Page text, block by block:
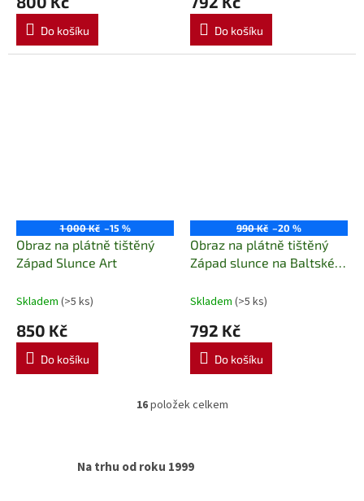
Do košíku Do košíku
1 000 Kč –15 %
Obraz na plátně tištěný
Západ Slunce Art
Skladem (>5 ks)
850 Kč
Do košíku
990 Kč –20 %
Obraz na plátně tištěný
Západ slunce na Baltském
Skladem (>5 ks)
792 Kč
Do košíku
O
d
16položek celkem
Na trhu od roku 1999